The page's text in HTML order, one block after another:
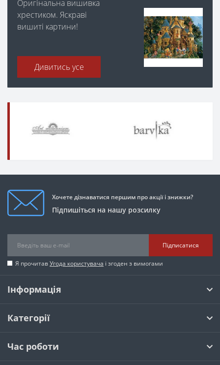
Оригінальна вишивка
хрестиком. Яскраві
вишиті картини!
Дивитись усе
Хочете дізнаватися першим про акції і знижки?
Підпишіться на нашу розсилку
Підписатися
Я прочитавУгода користувача і згоден з вимогами
Інформація
Категорії
Час роботи